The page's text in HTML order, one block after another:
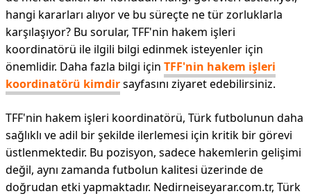
hangi kararları alıyor ve bu süreçte ne tür zorluklarla
karşılaşıyor? Bu sorular, TFF'nin hakem işleri
koordinatörü ile ilgili bilgi edinmek isteyenler için
önemlidir. Daha fazla bilgi için TFF'nin hakem işleri
koordinatörü kimdirsayfasını ziyaret edebilirsiniz.
TFF'nin hakem işleri koordinatörü, Türk futbolunun daha
sağlıklı ve adil bir şekilde ilerlemesi için kritik bir görevi
üstlenmektedir. Bu pozisyon, sadece hakemlerin gelişimi
değil, aynı zamanda futbolun kalitesi üzerinde de
doğrudan etki yapmaktadır. Nedirneiseyarar.com.tr, Türk